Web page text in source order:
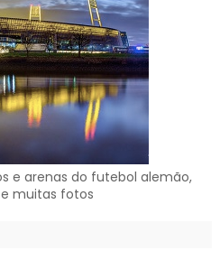
e arenas do futebol alemão,
muitas fotos